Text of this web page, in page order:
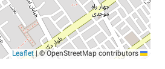
|© OpenStreetMap contributors